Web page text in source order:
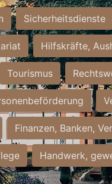
Sicherheitsdienste
Hilfskräfte,
Tourismus
Finanzen, Banken,
Handwerk,